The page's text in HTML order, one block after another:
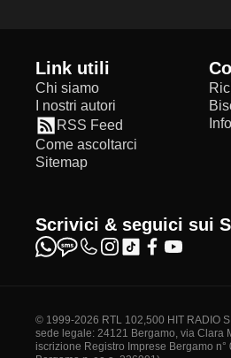
Link utili
Chi siamo
I nostri autori
RSS Feed
Come ascoltarci
Sitemap
Scrivici & seguici sui
© 1999-2026 RTL 102,500 HIT RADIO
sede legale: 24121 Bergamo, via Clara
iscrizione Registro Imprese Bergamo n°